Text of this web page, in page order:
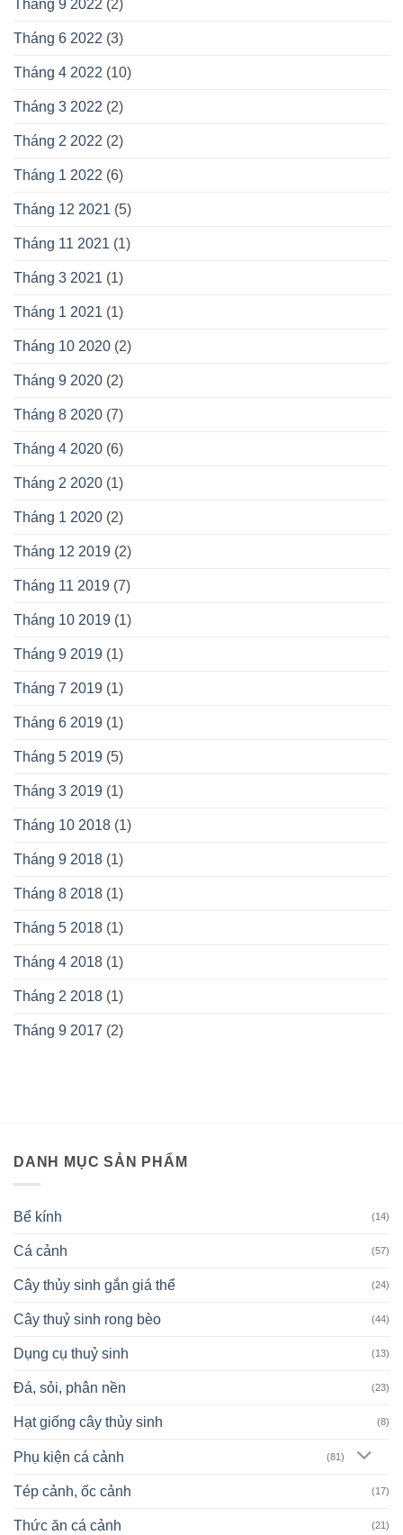
Tháng 9 2022 (2)
Tháng 6 2022 (3)
Tháng 4 2022 (10)
Tháng 3 2022 (2)
Tháng 2 2022 (2)
Tháng 1 2022 (6)
Tháng 12 2021 (5)
Tháng 11 2021 (1)
Tháng 3 2021 (1)
Tháng 1 2021 (1)
Tháng 10 2020 (2)
Tháng 9 2020 (2)
Tháng 8 2020 (7)
Tháng 4 2020 (6)
Tháng 2 2020 (1)
Tháng 1 2020 (2)
Tháng 12 2019 (2)
Tháng 11 2019 (7)
Tháng 10 2019 (1)
Tháng 9 2019 (1)
Tháng 7 2019 (1)
Tháng 6 2019 (1)
Tháng 5 2019 (5)
Tháng 3 2019 (1)
Tháng 10 2018 (1)
Tháng 9 2018 (1)
Tháng 8 2018 (1)
Tháng 5 2018 (1)
Tháng 4 2018 (1)
Tháng 2 2018 (1)
Tháng 9 2017 (2)
DANH MỤC SẢN PHẨM
Bể kính (14)
Cá cảnh (57)
Cây thủy sinh gắn giá thể (24)
Cây thuỷ sinh rong bèo (44)
Dụng cụ thuỷ sinh (13)
Đá, sỏi, phân nền (23)
Hạt giống cây thủy sinh (8)
Phụ kiện cá cảnh (81)
Tép cảnh, ốc cảnh (17)
Thức ăn cá cảnh (21)